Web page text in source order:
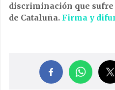
discriminación que
de Cataluña. Firma y